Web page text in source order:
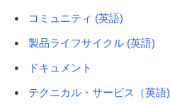
コミュニティ (英語)
製品ライフサイクル (英語)
ドキュメント
テクニカル・サービス（英語)